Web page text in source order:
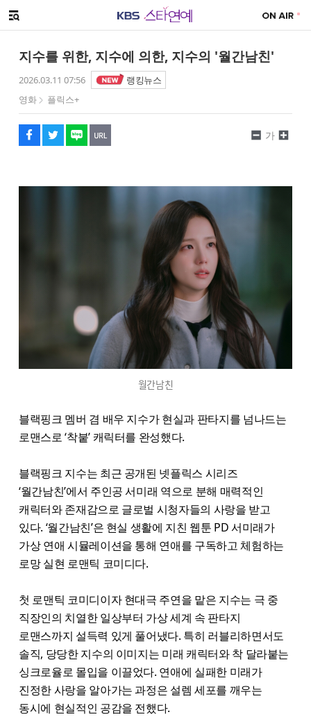
메뉴 열기
지수를 위한, 지수에 의한, 지수의 '월간남친'
2026.03.11 07:56
랭킹뉴스
영화
플릭스+
페이스북
트위터
네이버
URL복사
글씨 작게보기
가
글씨 크게보기
월간남친
블랙핑크 멤버 겸 배우 지수가 현실과 판타지를 넘나드는
로맨스로 ‘착붙’ 캐릭터를 완성했다.
블랙핑크 지수는 최근 공개된 넷플릭스 시리즈
‘월간남친’에서 주인공 서미래 역으로 분해 매력적인
캐릭터와 존재감으로 글로벌 시청자들의 사랑을 받고
있다. ‘월간남친’은 현실 생활에 지친 웹툰 PD 서미래가
가상 연애 시뮬레이션을 통해 연애를 구독하고 체험하는
로망 실현 로맨틱 코미디다.
첫 로맨틱 코미디이자 현대극 주연을 맡은 지수는 극 중
직장인의 치열한 일상부터 가상 세계 속 판타지
로맨스까지 설득력 있게 풀어냈다. 특히 러블리하면서도
솔직, 당당한 지수의 이미지는 미래 캐릭터와 착 달라붙는
싱크로율로 몰입을 이끌었다. 연애에 실패한 미래가
진정한 사랑을 알아가는 과정은 설렘 세포를 깨우는
동시에 현실적인 공감을 전했다.
해시태그